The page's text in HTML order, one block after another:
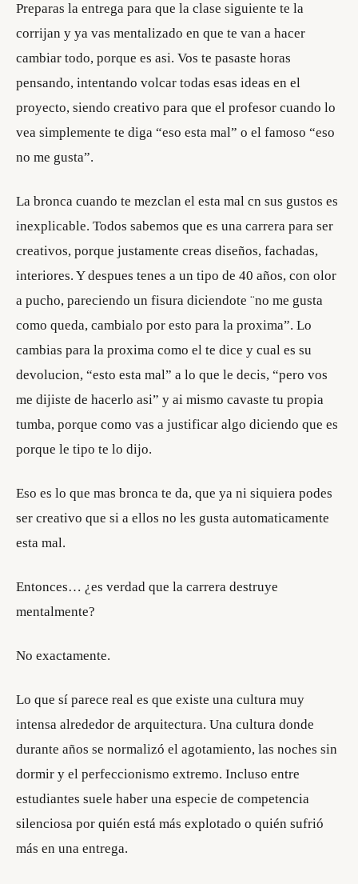
Preparas la entrega para que la clase siguiente te la
corrijan y ya vas mentalizado en que te van a hacer
cambiar todo, porque es asi. Vos te pasaste horas
pensando, intentando volcar todas esas ideas en el
proyecto, siendo creativo para que el profesor cuando lo
vea simplemente te diga “eso esta mal” o el famoso “eso
no me gusta”.
La bronca cuando te mezclan el esta mal cn sus gustos es
inexplicable. Todos sabemos que es una carrera para ser
creativos, porque justamente creas diseños, fachadas,
interiores. Y despues tenes a un tipo de 40 años, con olor
a pucho, pareciendo un fisura diciendote ¨no me gusta
como queda, cambialo por esto para la proxima”. Lo
cambias para la proxima como el te dice y cual es su
devolucion, “esto esta mal” a lo que le decis, “pero vos
me dijiste de hacerlo asi” y ai mismo cavaste tu propia
tumba, porque como vas a justificar algo diciendo que es
porque le tipo te lo dijo.
Eso es lo que mas bronca te da, que ya ni siquiera podes
ser creativo que si a ellos no les gusta automaticamente
esta mal.
Entonces… ¿es verdad que la carrera destruye
mentalmente?
No exactamente.
Lo que sí parece real es que existe una cultura muy
intensa alrededor de arquitectura. Una cultura donde
durante años se normalizó el agotamiento, las noches sin
dormir y el perfeccionismo extremo. Incluso entre
estudiantes suele haber una especie de competencia
silenciosa por quién está más explotado o quién sufrió
más en una entrega.